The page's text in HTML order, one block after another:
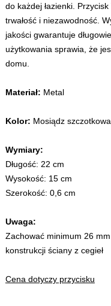
do każdej łazienki.
trwałość i niezawodność.
jakości gwarantuje
użytkowania sprawia, że
domu.
Materiał: Metal
Kolor: Mosiądz
Wymiary:
Długość: 22 cm
Wysokość: 15 cm
Szerokość: 0,6 cm
Uwaga:
Zachować minimum 26
konstrukcji ściany z cegieł
Cena dotyczy przycisku